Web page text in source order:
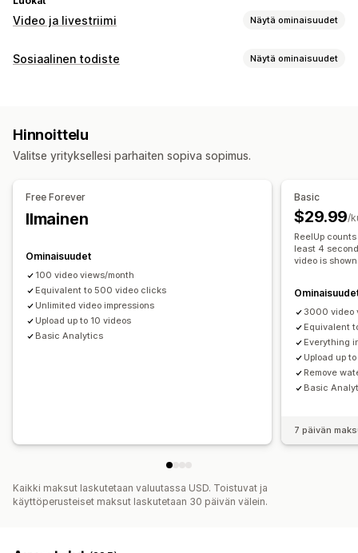
Video ja livestriimi Näytä ominaisuudet
Videoiden hallinnointi
Mukautukset
Videosoitin
Sulautetut videot
Karusellit
Sosiaalinen todiste Näytä ominaisuudet
Analytiikka
Sitoutumisen seuranta
Hinnoittelu
Valitse yrityksellesi parhaiten sopiva sopimus.
Free Forever
Ilmainen
Ominaisuudet
100 video views/month
Equivalent to 500 video clicks
Unlimited video impressions
Upload up to 10 videos
Basic Analytics
Basic
$29.99/
ReelUp
least 4
video is shown
3000 video
Equivalent
Everything
Upload up
Remove
Basic
7 päivän
Kaikki maksut laskutetaan valuutassa USD. Toistuvat ja
käyttöperusteiset maksut laskutetaan 30 päivän välein.